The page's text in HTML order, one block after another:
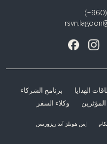
برنامج الشركاء الهدايا
وكلاء السفر
إس هوتلز آند ريزورتس